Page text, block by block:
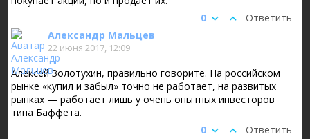
Ответить
0
Александр Мальцев
22 июня 2017, 12:09
Алексей Золотухин, правильно говорите. На российском
рынке «купил и забыл» точно не работает, на развитых
рынках — работает лишь у очень опытных инвесторов
типа Баффета.
Ответить
0